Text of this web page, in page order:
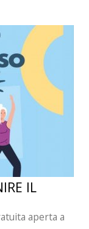
IL
aperta a